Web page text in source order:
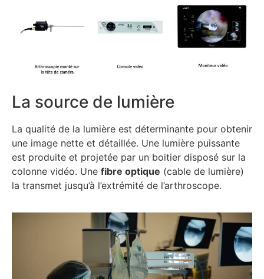
La source de lumière
La qualité de la lumière est déterminante pour obtenir
une image nette et détaillée. Une lumière puissante
est produite et projetée par un boitier disposé sur la
colonne vidéo. Une fibre optique (cable de lumière)
la transmet jusqu’à l’extrémité de l’arthroscope.